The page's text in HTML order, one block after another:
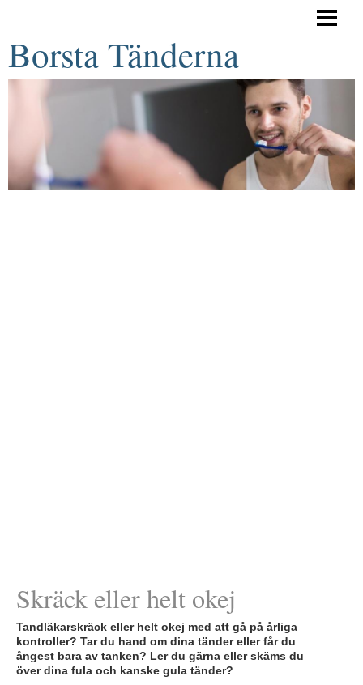
TANDBORSTNING
JAG BORSTAR INTE TÄNDERNA
BLOGG
Borsta Tänderna
Skräck eller helt okej
Tandläkarskräck eller helt okej med att gå på årliga
kontroller? Tar du hand om dina tänder eller får du
ångest bara av tanken? Ler du gärna eller skäms du
över dina fula och kanske gula tänder?